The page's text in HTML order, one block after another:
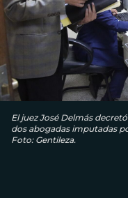
El juez José Delmás
dos abogadas imputadas
Foto: Gentileza.